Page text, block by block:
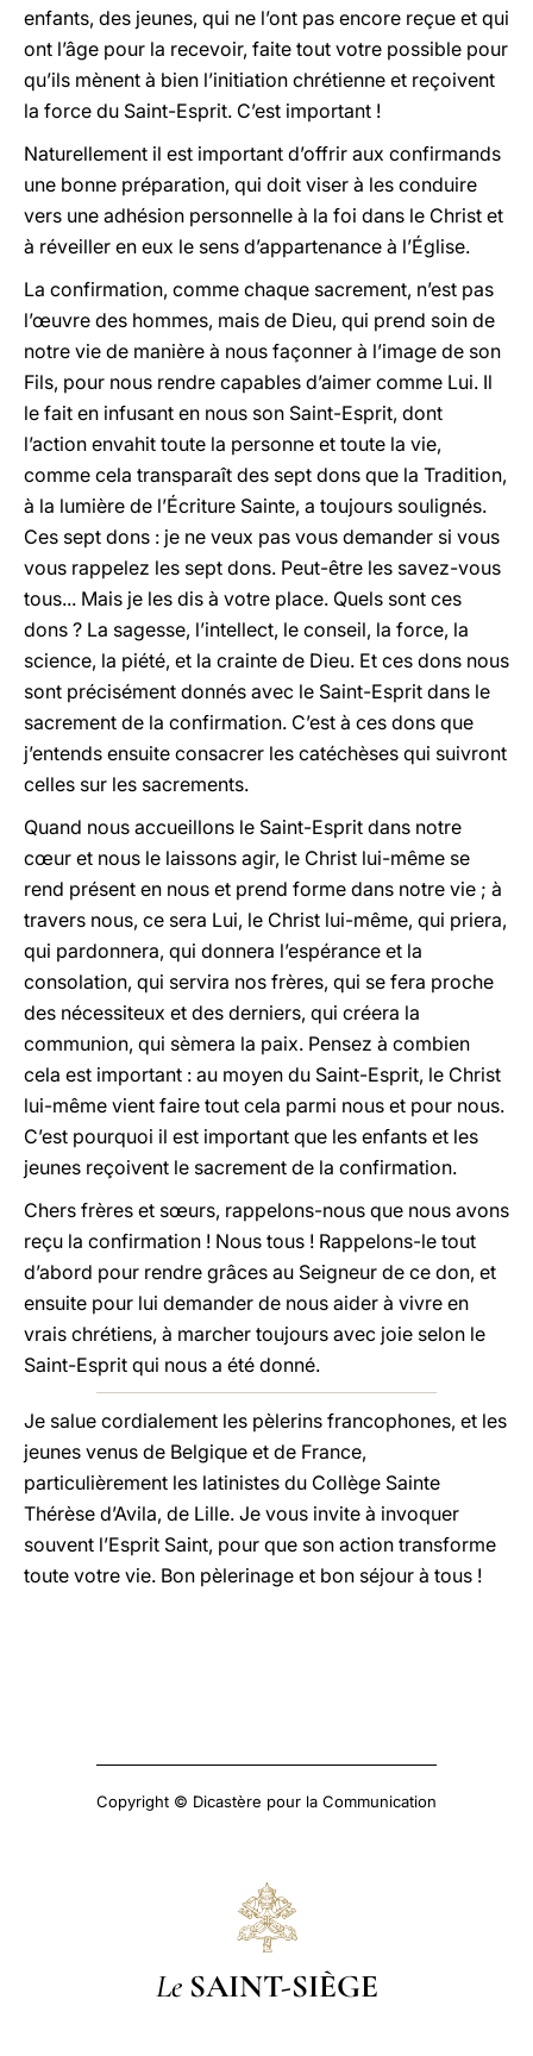
enfants, des jeunes, qui ne l’ont pas encore reçue et qui
ont l’âge pour la recevoir, faite tout votre possible pour
qu’ils mènent à bien l’initiation chrétienne et reçoivent
la force du Saint-Esprit. C’est important !
Naturellement il est important d’offrir aux confirmands
une bonne préparation, qui doit viser à les conduire
vers une adhésion personnelle à la foi dans le Christ et
à réveiller en eux le sens d’appartenance à l’Église.
La confirmation, comme chaque sacrement, n’est pas
l’œuvre des hommes, mais de Dieu, qui prend soin de
notre vie de manière à nous façonner à l’image de son
Fils, pour nous rendre capables d’aimer comme Lui. Il
le fait en infusant en nous son Saint-Esprit, dont
l’action envahit toute la personne et toute la vie,
comme cela transparaît des sept dons que la Tradition,
à la lumière de l’Écriture Sainte, a toujours soulignés.
Ces sept dons : je ne veux pas vous demander si vous
vous rappelez les sept dons. Peut-être les savez-vous
tous... Mais je les dis à votre place. Quels sont ces
dons ? La sagesse, l’intellect, le conseil, la force, la
science, la piété, et la crainte de Dieu. Et ces dons nous
sont précisément donnés avec le Saint-Esprit dans le
sacrement de la confirmation. C’est à ces dons que
j’entends ensuite consacrer les catéchèses qui suivront
celles sur les sacrements.
Quand nous accueillons le Saint-Esprit dans notre
cœur et nous le laissons agir, le Christ lui-même se
rend présent en nous et prend forme dans notre vie ; à
travers nous, ce sera Lui, le Christ lui-même, qui priera,
qui pardonnera, qui donnera l’espérance et la
consolation, qui servira nos frères, qui se fera proche
des nécessiteux et des derniers, qui créera la
communion, qui sèmera la paix. Pensez à combien
cela est important : au moyen du Saint-Esprit, le Christ
lui-même vient faire tout cela parmi nous et pour nous.
C’est pourquoi il est important que les enfants et les
jeunes reçoivent le sacrement de la confirmation.
Chers frères et sœurs, rappelons-nous que nous avons
reçu la confirmation ! Nous tous ! Rappelons-le tout
d’abord pour rendre grâces au Seigneur de ce don, et
ensuite pour lui demander de nous aider à vivre en
vrais chrétiens, à marcher toujours avec joie selon le
Saint-Esprit qui nous a été donné.
Je salue cordialement les pèlerins francophones, et les
jeunes venus de Belgique et de France,
particulièrement les latinistes du Collège Sainte
Thérèse d’Avila, de Lille. Je vous invite à invoquer
souvent l’Esprit Saint, pour que son action transforme
toute votre vie. Bon pèlerinage et bon séjour à tous !
Copyright © Dicastère pour la Communication
Le SAINT-SIÈGE